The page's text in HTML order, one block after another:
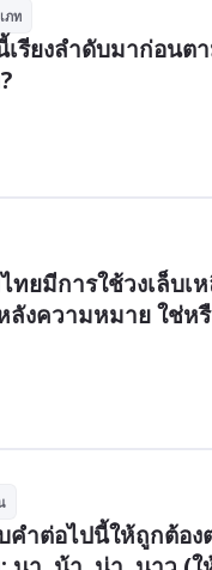
ภท
เรียงลำดับมาก่อนต
ยมีการใช้วงเล็บเ
ลังความหมาย ใช่ห
คำต่อไปนี้ให้ถูกต้อ